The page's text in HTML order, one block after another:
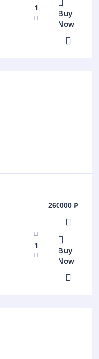
Buy
Now
260000₽
Buy
Now